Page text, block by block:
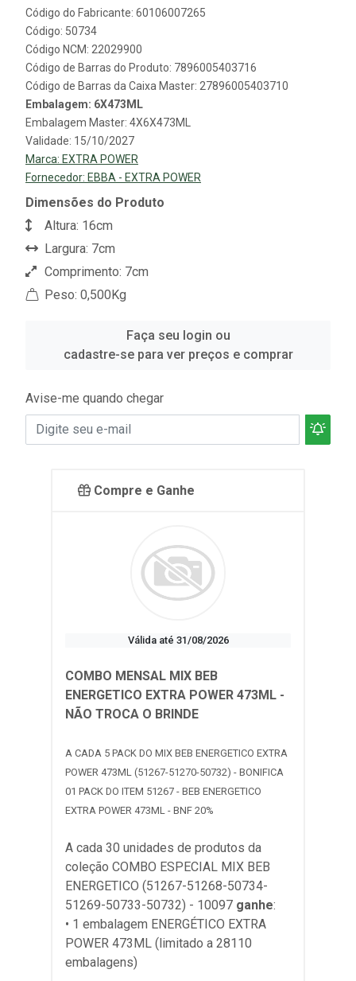
Código do Fabricante: 60106007265
Código: 50734
Código NCM: 22029900
Código de Barras do Produto: 7896005403716
Código de Barras da Caixa Master: 27896005403710
Embalagem: 6X473ML
Embalagem Master: 4X6X473ML
Validade: 15/10/2027
Marca: EXTRA POWER
Fornecedor: EBBA - EXTRA POWER
Dimensões do Produto
Altura: 16cm
Largura: 7cm
Comprimento: 7cm
Peso: 0,500Kg
Faça seu login ou
cadastre-se para ver preços e comprar
Avise-me quando chegar
Compre e Ganhe
Válida até 31/08/2026
COMBO MENSAL MIX BEB
ENERGETICO EXTRA POWER 473ML -
NÃO TROCA O BRINDE
A CADA 5 PACK DO MIX BEB ENERGETICO EXTRA
POWER 473ML (51267-51270-50732) - BONIFICA
01 PACK DO ITEM 51267 - BEB ENERGETICO
EXTRA POWER 473ML - BNF 20%
A cada 30 unidades de produtos da
coleção COMBO ESPECIAL MIX BEB
ENERGETICO (51267-51268-50734-
51269-50733-50732) - 10097 ganhe:
• 1 embalagem ENERGÉTICO EXTRA
POWER 473ML (limitado a 28110
embalagens)